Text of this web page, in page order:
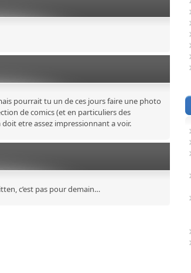
pourrait tu un de ces jours faire une photo
de comics (et en particuliers des
etre assez impressionnant a voir.
c’est pas pour demain…